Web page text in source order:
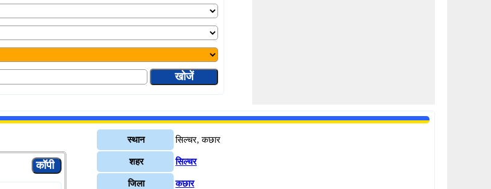
स्थान सिल्चर, कछार
शहर सिल्चर
जिला कछार